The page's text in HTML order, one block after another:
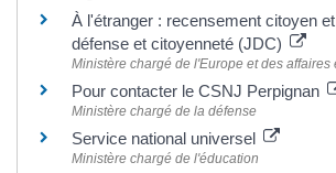
À l'étranger : recensement citoyen
défense et citoyenneté (JDC)
Ministère chargé de l'Europe et des affaires
Pour contacter le CSNJ Perpignan
Ministère chargé de la défense
Service national universel
Ministère chargé de l'éducation